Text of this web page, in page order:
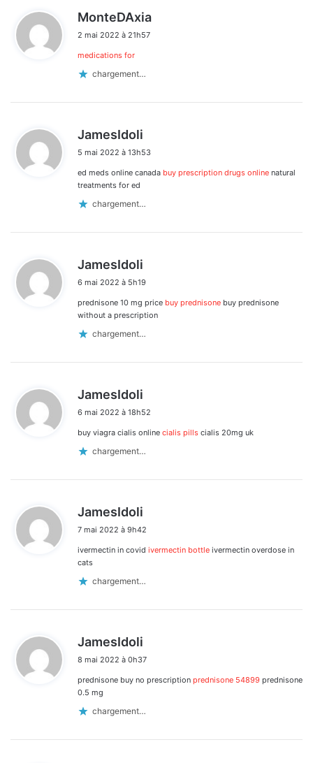
dans
les
commentaires
MonteDAxia
2 mai 2022 à 21h57
medications for
chargement…
JamesIdoli
t
5 mai 2022 à 13h53
ed meds online canada buy prescription drugs online natural
treatments for ed
chargement…
JamesIdoli
t
:
6 mai 2022 à 5h19
prednisone 10 mg price buy prednisone buy prednisone
without a prescription
chargement…
JamesIdoli
t
6 mai 2022 à 18h52
buy viagra cialis online cialis pills cialis 20mg uk
chargement…
JamesIdoli
t
7 mai 2022 à 9h42
ivermectin in covid ivermectin bottle ivermectin overdose in
cats
chargement…
JamesIdoli
t
8 mai 2022 à 0h37
prednisone buy no prescription prednisone 54899 prednisone
0.5 mg
chargement…